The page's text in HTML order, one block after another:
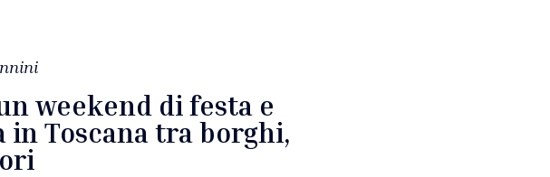
weekend di festa e
in Toscana tra borghi,